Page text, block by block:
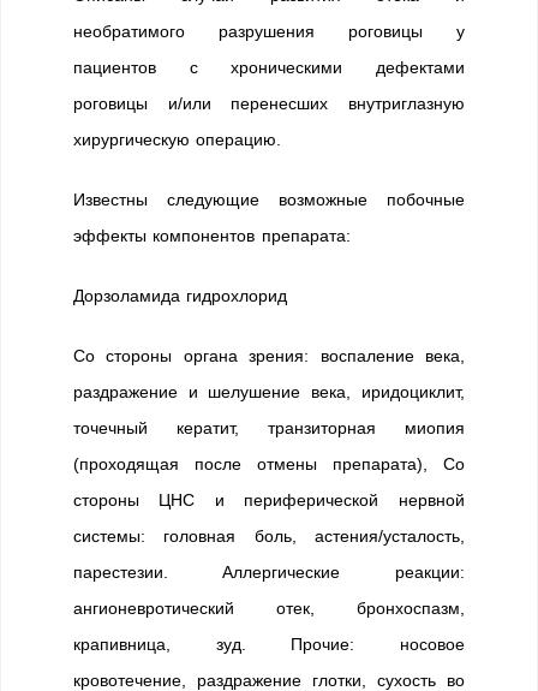
необратимого разрушения роговицы у
пациентов с хроническими дефектами
роговицы и/или перенесших внутриглазную
хирургическую операцию.
Известны следующие возможные побочные
эффекты компонентов препарата:
Дорзоламида гидрохлорид
Со стороны органа зрения: воспаление века,
раздражение и шелушение века, иридоциклит,
точечный кератит, транзиторная миопия
(проходящая после отмены препарата), Со
стороны ЦНС и периферической нервной
системы: головная боль, астения/усталость,
парестезии. Аллергические реакции:
ангионевротический отек, бронхоспазм,
крапивница, зуд. Прочие: носовое
кровотечение, раздражение глотки, сухость во